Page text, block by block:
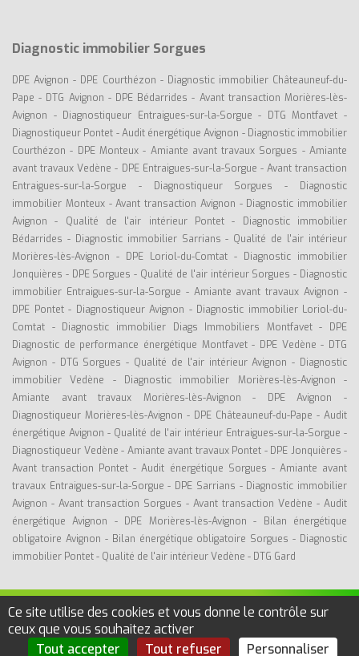
Diagnostic immobilier Sorgues
DPE Avignon - DPE Courthézon - Diagnostic immobilier Châteauneuf-du-
Pape - DTG Avignon - DPE Bédarrides- Avant transaction Morières-lès-
Avignon - Diagnostiqueur Entraigues-sur-la-Sorgue - DTG Montfavet -
Diagnostiqueur Pontet -Audit énergétique Avignon - Diagnostic immobilier
Courthézon- DPE Monteux- Amiante avant travaux Sorgues -Amiante
avant travaux Vedène- DPE Entraigues-sur-la-Sorgue - Avant transaction
Entraigues-sur-la-Sorgue - Diagnostiqueur Sorgues -
Diagnostic
immobilier Monteux-Avant transaction Avignon - Diagnostic immobilier
Avignon - Qualité de l'air intérieur Pontet -
Diagnostic immobilier
Bédarrides - Diagnostic immobilier Sarrians - Qualité de l'air intérieur
Morières-lès-Avignon - DPE Loriol-du-Comtat -
Diagnostic immobilier
Jonquières - DPE Sorgues - Qualité de l'air intérieur Sorgues - Diagnostic
immobilier Entraigues-sur-la-Sorgue - Amiante avant travaux Avignon -
DPE Pontet- Diagnostiqueur Avignon - Diagnostic immobilier Loriol-du-
Comtat - Diagnostic immobilier Diags Immobiliers Montfavet-
DPE
Diagnostic de performance énergétique Montfavet- DPE Vedène- DTG
Avignon - DTG Sorgues - Qualité de l'air intérieur Avignon - Diagnostic
immobilier Vedène - Diagnostic immobilier Morières-lès-Avignon -
Amiante avant travaux Morières-lès-Avignon - DPE Avignon -
Diagnostiqueur Morières-lès-Avignon - DPE Châteauneuf-du-Pape - Audit
énergétique Avignon - Qualité de l'air intérieur Entraigues-sur-la-Sorgue -
Diagnostiqueur Vedène - Amiante avant travaux Pontet - DPE Jonquières -
Avant transaction Pontet -Audit énergétique Sorgues - Amiante avant
travaux Entraigues-sur-la-Sorgue - DPE Sarrians - Diagnostic immobilier
Avignon - Avant transaction Sorgues - Avant transaction Vedène - Audit
énergétique Avignon - DPE Morières-lès-Avignon -
Bilan énergétique
obligatoire Avignon - Bilan énergétique obligatoire Sorgues - Diagnostic
immobilier Pontet- Qualité de l'air intérieur Vedène - DTG Gard
©DIGITIMMO EXPERTISES -Diagnostic immobilier Sorgues- RCS. 911 502
805 -Mentions légales-Politique de confidentialité
Ce site utilise des cookies et vous donne le contrôle sur
ceux que vous souhaitez activer
Tout accepter
Tout refuser Personnaliser